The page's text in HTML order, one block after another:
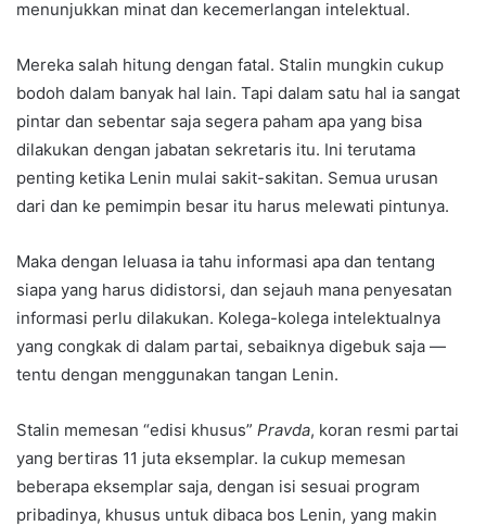
menunjukkan minat dan kecemerlangan intelektual.
Mereka salah hitung dengan fatal. Stalin mungkin cukup
bodoh dalam banyak hal lain. Tapi dalam satu hal ia sangat
pintar dan sebentar saja segera paham apa yang bisa
dilakukan dengan jabatan sekretaris itu. Ini terutama
penting ketika Lenin mulai sakit-sakitan. Semua urusan
dari dan ke pemimpin besar itu harus melewati pintunya.
Maka dengan leluasa ia tahu informasi apa dan tentang
siapa yang harus didistorsi, dan sejauh mana penyesatan
informasi perlu dilakukan. Kolega-kolega intelektualnya
yang congkak di dalam partai, sebaiknya digebuk saja —
tentu dengan menggunakan tangan Lenin.
Stalin memesan “edisi khusus” Pravda, koran resmi partai
yang bertiras 11 juta eksemplar. Ia cukup memesan
beberapa eksemplar saja, dengan isi sesuai program
pribadinya, khusus untuk dibaca bos Lenin, yang makin